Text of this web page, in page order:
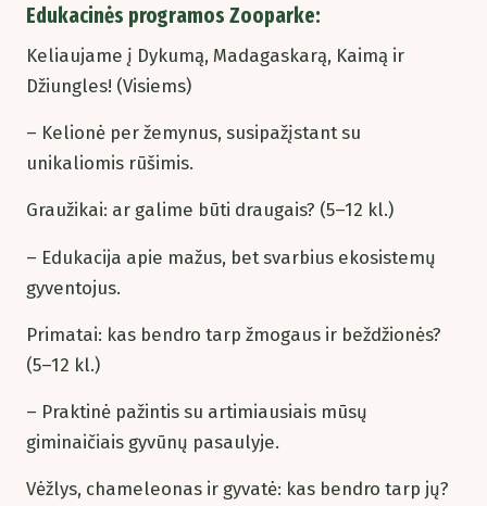
Edukacinės programos Zooparke:
Keliaujame į Dykumą, Madagaskarą, Kaimą ir
Džiungles! (Visiems)
– Kelionė per žemynus, susipažįstant su
unikaliomis rūšimis.
Graužikai: ar galime būti draugais? (5–12 kl.)
– Edukacija apie mažus, bet svarbius ekosistemų
gyventojus.
Primatai: kas bendro tarp žmogaus ir beždžionės?
(5–12 kl.)
– Praktinė pažintis su artimiausiais mūsų
giminaičiais gyvūnų pasaulyje.
Vėžlys, chameleonas ir gyvatė: kas bendro tarp jų?